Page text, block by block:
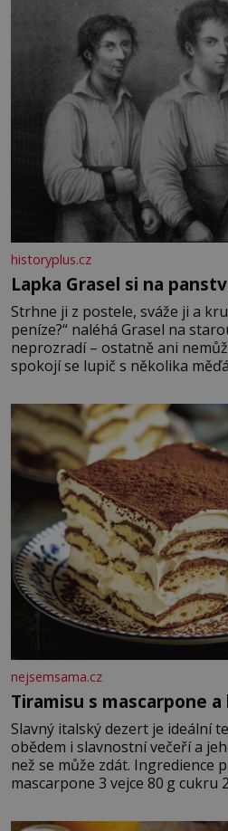
historyplus.cz
Lapka Grasel si na
Strhne ji z postele, sváže ji a
peníze?“ naléhá Grasel na
neprozradí – ostatně ani
spokojí se lupič s několika
krutý. Jeho činy budí hrůzu
nejsemsama.cz
Tiramisu s mascarpone a
Slavný italský dezert je ideální
obědem i slavnostní večeří a
než se může zdát. Ingredience pro 4
mascarpone 3 vejce 80 g cukru 200 g cukrářských
posypání Postup: Oddělte